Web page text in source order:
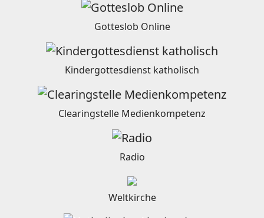
Gotteslob Online
Kindergottesdienst katholisch
Clearingstelle Medienkompetenz
Radio
Weltkirche